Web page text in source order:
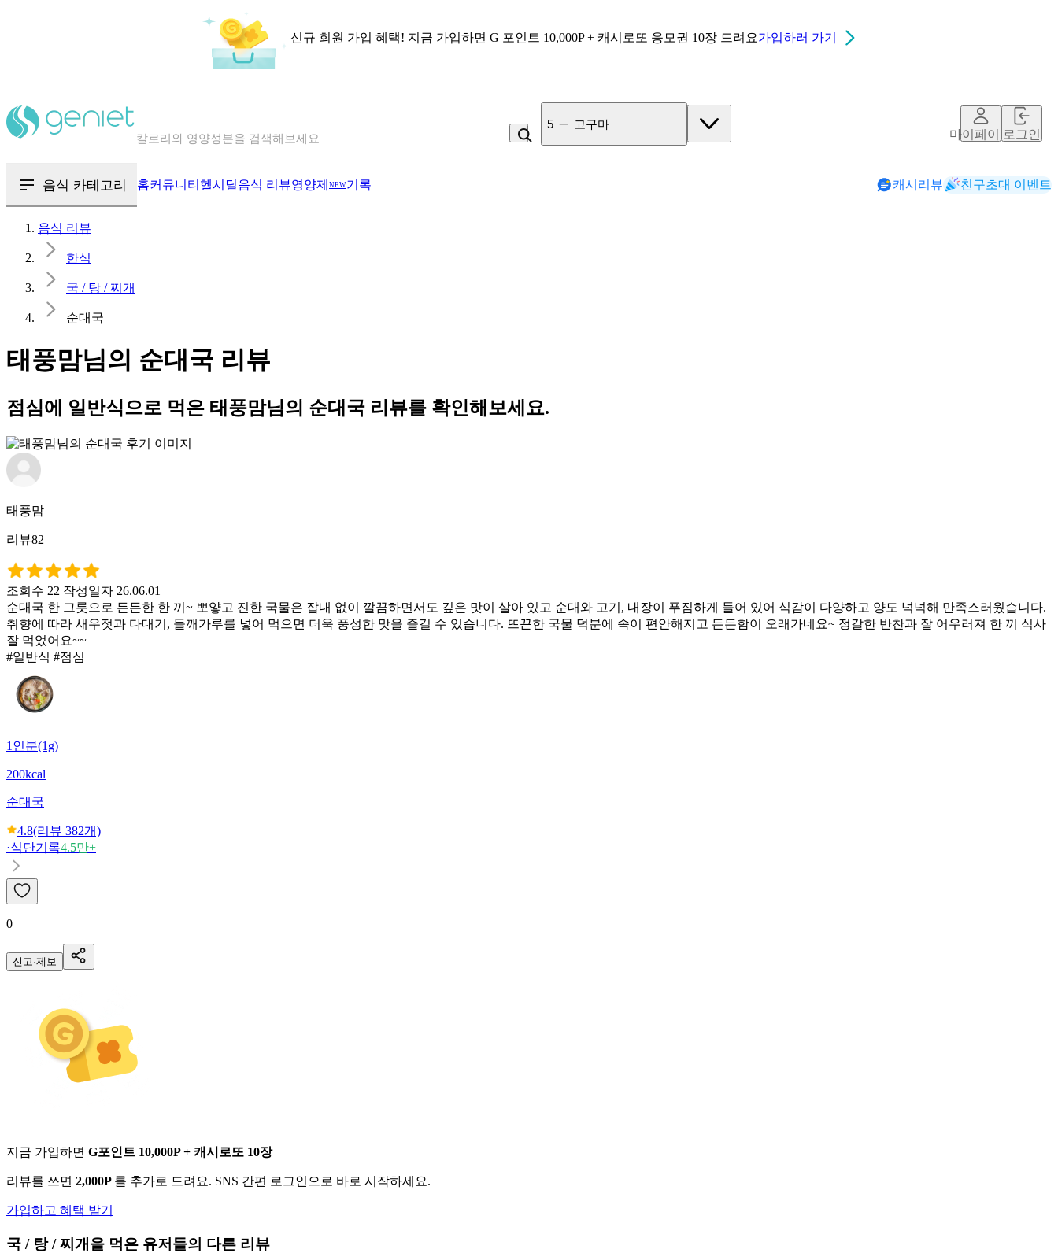
신규 회원 가입 혜택! 지금 가입하면 G 포인트 10,000P + 캐시로또 응모권 10장 드려요가입하러 가기
혈당 · 다이어트 음식 검색해보세요
5 고구마
마이페이지로그인
음식 카테고리 홈커뮤니티 헬시딜음식 리뷰영양제 NEW기록 캐시리뷰 친구초대 이벤트
음식 리뷰
한식
국 / 탕 / 찌개
순대국
태풍맘님의 순대국 리뷰
점심에 일반식으로 먹은 태풍맘님의 순대국 리뷰를 확인해보세요.
태풍맘
리뷰82
조회수 22 작성일자 26.06.01
순대국 한 그릇으로 든든한 한 끼~ 뽀얗고 진한 국물은 잡내 없이 깔끔하면서도 깊은 맛이 살아 있고 순대와 고기, 내장이 푸짐하게 들어 있어 식감이 다양하고 양도 넉넉해 만족스러웠습니다.
취향에 따라 새우젓과 다대기, 들깨가루를 넣어 먹으면 더욱 풍성한 맛을 즐길 수 있습니다. 뜨끈한 국물 덕분에 속이 편안해지고 든든함이 오래가네요~ 정갈한 반찬과 잘 어우러져 한 끼 식사
잘 먹었어요~~
#일반식 #점심
1인분(1g)
200kcal
순대국
4.8(리뷰 382개)
·식단기록4.5만+
0
신고·제보
지금 가입하면 G포인트 10,000P + 캐시로또 10장
리뷰를 쓰면 2,000P 를 추가로 드려요. SNS 간편 로그인으로 바로 시작하세요.
가입하고 혜택 받기
국 / 탕 / 찌개 을 먹은 유저들의 다른 리뷰